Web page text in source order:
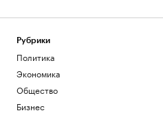
Рубрики
Политика
Экономика
Общество
Бизнес